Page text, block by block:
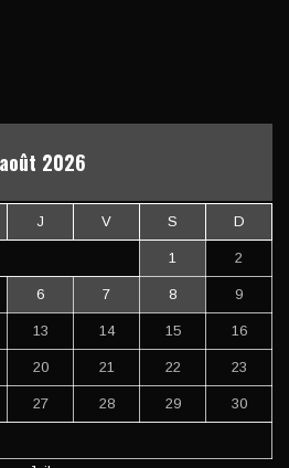
août 2026
J V S D
1 2
6 7 8 9
13 14 15 16
20 21 22 23
27 28 29 30